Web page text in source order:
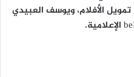
الأفلام، ويوسف العبيدي